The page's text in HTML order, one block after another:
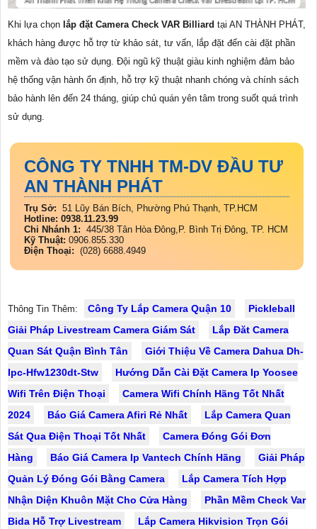
Khi lựa chọn lắp đặt Camera Check VAR Billiard tại AN THÀNH PHÁT,
khách hàng được hỗ trợ từ khảo sát, tư vấn, lắp đặt đến cài đặt phần
mềm và đào tạo sử dụng. Đội ngũ kỹ thuật giàu kinh nghiệm đảm bảo
hệ thống vận hành ổn định, hỗ trợ kỹ thuật nhanh chóng và chính sách
bảo hành lên đến 24 tháng, giúp chủ quán yên tâm trong suốt quá trình
sử dụng.
CÔNG TY TNHH TM-DV ĐẦU TƯ
AN THÀNH PHÁT
Trụ Sở: 51 Lũy Bán Bích, Phường Phú Thạnh, TP.HCM
Hotline: 0938.11.23.99
Chi Nhánh 1: 445/38 Tân Hòa Đông,P. Bình Trị Đông, TP. HCM
Kỹ Thuật: 0906.855.330
Điện Thoại: (028) 6688.4949
Thông Tin Thêm: Công Ty Lắp Camera Quận 10
Pickleball
Giải Pháp Livestream Camera Giám Sát
Lắp Đăt Camera
Quan Sát Quận Bình Tân
Giới Thiệu Về Camera Dahua Dh-
Ipc-Hfw1230dt-Stw
Hướng Dẫn Cài Đặt Camera Ip Yoosee
Wifi Trên Điện Thoại
Camera Wifi Chính Hãng Tốt Nhất
2024
Báo Giá Camera Afiri Rẻ Nhất
Lắp Camera Quan
Sát Qua Điện Thoại Tốt Nhất
Camera Đóng Gói Đơn
Hàng
Báo Giá Camera Ip Vantech Chính Hãng
Giải Pháp
Quản Lý Đóng Gói Bằng Camera
Lắp Camera Tích Hợp
Nhận Diện Khuôn Mặt Cho Cửa Hàng
Phần Mềm Check Var
Bida Hỗ Trợ Livestream
Lắp Camera Hikvision Trọn Gói